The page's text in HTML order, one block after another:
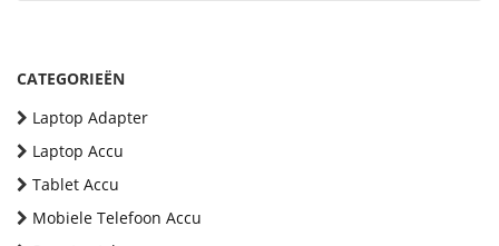
CATEGORIEËN
Laptop Adapter
Laptop Accu
Tablet Accu
Mobiele Telefoon Accu